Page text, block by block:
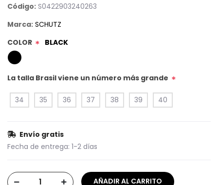
Código: S0422903240263
Marca: SCHUTZ
COLOR * BLACK
La talla Brasil viene un número más grande *
34 35 36 37 38 39 40
Envío gratis
Fecha de entrega: 1-2 días